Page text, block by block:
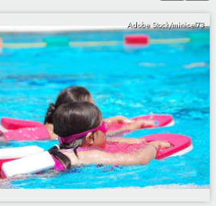
Adobe Stock/minicel73